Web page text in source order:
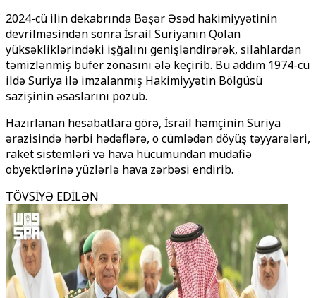
2024-cü ilin dekabrında Bəşər Əsəd hakimiyyətinin
devrilməsindən sonra İsrail Suriyanın Qolan
yüksəkliklərindəki işğalını genişləndirərək, silahlardan
təmizlənmiş bufer zonasını ələ keçirib. Bu addım 1974-cü
ildə Suriya ilə imzalanmış Hakimiyyətin Bölgüsü
sazişinin əsaslarını pozub.
Hazırlanan hesabatlara görə, İsrail həmçinin Suriya
ərazisində hərbi hədəflərə, o cümlədən döyüş təyyarələri,
raket sistemləri və hava hücumundan müdafiə
obyektlərinə yüzlərlə hava zərbəsi endirib.
TÖVSİYƏ EDİLƏN